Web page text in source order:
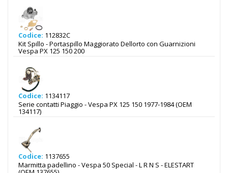
Codice: 112832C
Kit Spillo - Portaspillo Maggiorato Dellorto con Guarnizioni
Vespa PX 125 150 200
Codice: 1134117
Serie contatti Piaggio - Vespa PX 125 150 1977-1984 (OEM
134117)
Codice: 1137655
Marmitta padellino - Vespa 50 Special - L R N S - ELESTART